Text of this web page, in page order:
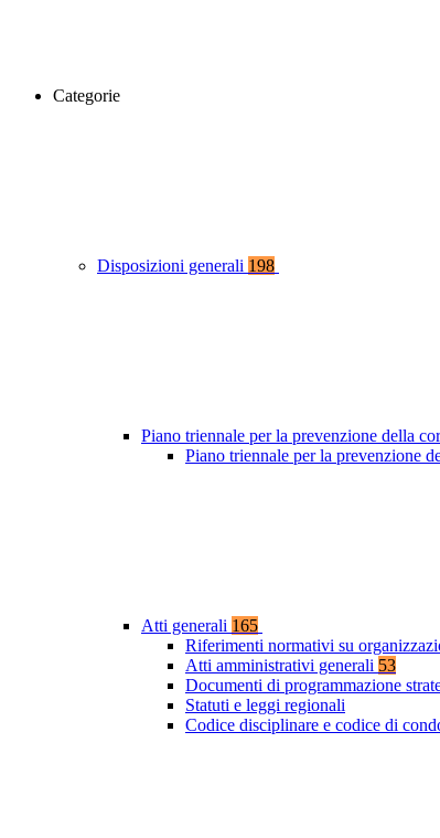
Categorie
Disposizioni generali 198
Piano triennale per la prevenzione della
Piano triennale per la prevenzione
Atti generali 165
Riferimenti normativi su
Atti amministrativi generali 53
Documenti di programmazione
Statuti e leggi regionali
Codice disciplinare e codice di